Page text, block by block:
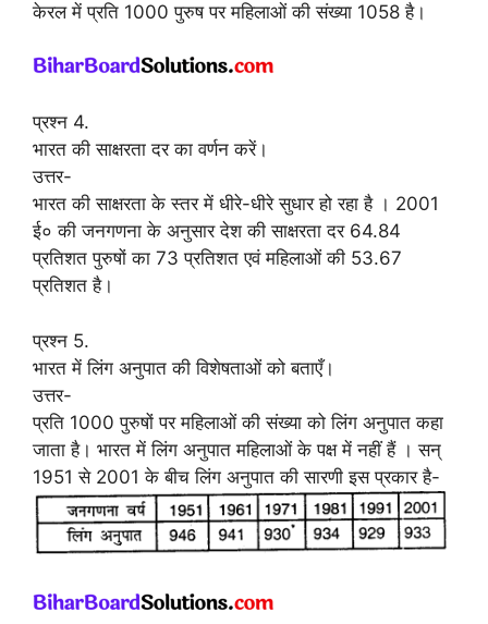
केरल में प्रति 1000 पुरुष पर महिलाओं की संख्या 1058 है।
प्रश्न 4.
भारत की साक्षरता दर का वर्णन करें।
उत्तर-
भारत की साक्षरता के स्तर में धीरे-धीरे सुधार हो रहा है । 2001
ई० की जनगणना के अनुसार देश की साक्षरता दर 64.84
प्रतिशत पुरुषों का 73 प्रतिशत एवं महिलाओं की 53.67
प्रतिशत है।
प्रश्न 5.
भारत में लिंग अनुपात की विशेषताओं को बताएँ।
उत्तर-
प्रति 1000 पुरुषों पर महिलाओं की संख्या को लिंग अनुपात कहा
जाता है। भारत में लिंग अनुपात महिलाओं के पक्ष में नहीं हैं । सन्
1951 से 2001 के बीच लिंग अनुपात की सारणी इस प्रकार है-